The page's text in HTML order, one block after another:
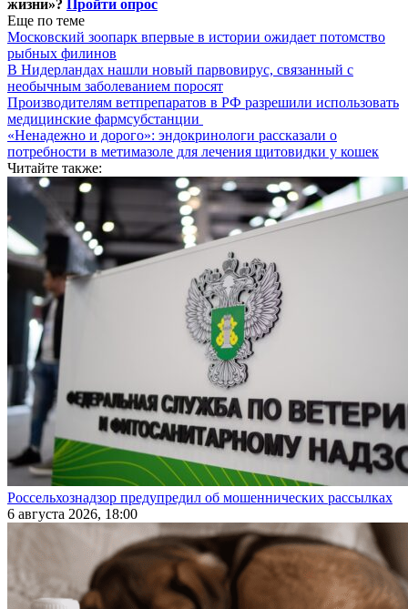
жизни»? Пройти опрос
Еще по теме
Московский зоопарк впервые в истории ожидает потомство
рыбных филинов
В Нидерландах нашли новый парвовирус, связанный с
необычным заболеванием поросят
Производителям ветпрепаратов в РФ разрешили использовать
медицинские фармсубстанции
«Ненадежно и дорого»: эндокринологи рассказали о
потребности в метимазоле для лечения щитовидки у кошек
Читайте также:
Россельхознадзор предупредил об мошеннических рассылках
6 августа 2026, 18:00